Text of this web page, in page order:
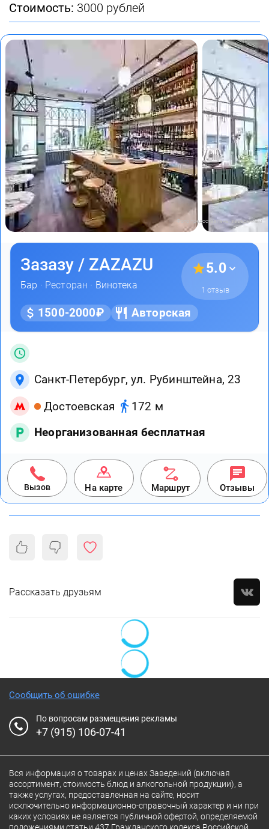
Стоимость: 3000 рублей
Фото предоставлены заведением
Зазазу / ZAZAZU
Бар · Ресторан · Винотека
5.0
1 отзыв
1500-2000₽ Авторская
Санкт-Петербург, ул. Рубинштейна, 23
Достоевская
172 м
Неорганизованная бесплатная
Вызов На карте Маршрут Отзывы
Рассказать друзьям
Сообщить об ошибке
По вопросам размещения рекламы
+7 (915) 106-07-41
Вся информация о товарах и ценах Заведений (включая
ассортимент, стоимость блюд и алкогольной продукции), а
также услугах, предоставленная на сайте, носит
исключительно информационно-справочный характер и ни при
каких условиях не является публичной офертой, определяемой